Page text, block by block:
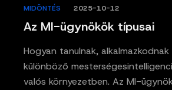
Az MI-ügynökök típusai
MIDÖNTÉS 2025-10-12
Hogyan tanulnak,
különböző
valós környezetben. Az MI-